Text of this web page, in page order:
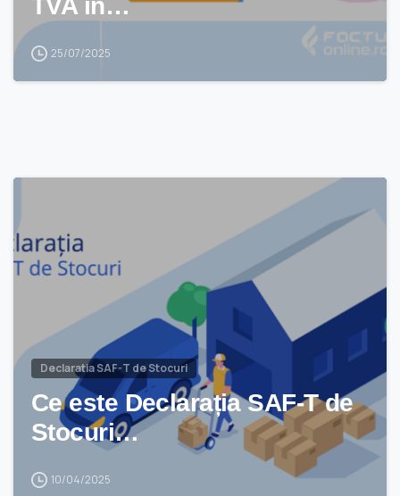
TVA în…
25/07/2025
Declaratia SAF-T de Stocuri
Ce este Declarația SAF-T de
Stocuri…
10/04/2025